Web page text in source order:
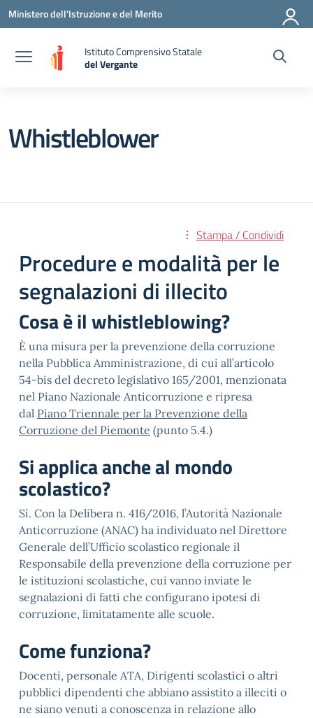
Vai ai contenuti
Vai al menu di navigazione
Vai al footer
Ministero dell'Istruzione e del Merito
Istituto Comprensivo Statale
del Vergante
— Visita la pagina iniziale della scuola
Whistleblower
Stampa / Condividi
Procedure e modalità per le
segnalazioni di illecito
Cosa è il whistleblowing?
È una misura per la prevenzione della corruzione
nella Pubblica Amministrazione, di cui all’articolo
54-bis del decreto legislativo 165/2001, menzionata
nel Piano Nazionale Anticorruzione e ripresa
dal Piano Triennale per la Prevenzione della
Corruzione del Piemonte (punto 5.4.)
Si applica anche al mondo
scolastico?
Sì. Con la Delibera n. 416/2016, l’Autorità Nazionale
Anticorruzione (ANAC) ha individuato nel Direttore
Generale dell’Ufficio scolastico regionale il
Responsabile della prevenzione della corruzione per
le istituzioni scolastiche, cui vanno inviate le
segnalazioni di fatti che configurano ipotesi di
corruzione, limitatamente alle scuole.
Come funziona?
Docenti, personale ATA, Dirigenti scolastici o altri
pubblici dipendenti che abbiano assistito a illeciti o
ne siano venuti a conoscenza in relazione allo